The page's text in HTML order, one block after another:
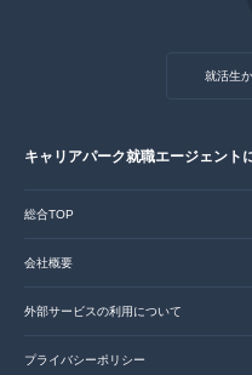
就活生
キャリアパーク就職エージェント
総合TOP
会社概要
外部サービスの利用について
プライバシーポリシー